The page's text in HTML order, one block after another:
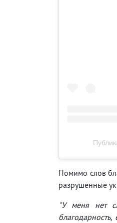
Помимо слов
разрушенные
"У меня нет